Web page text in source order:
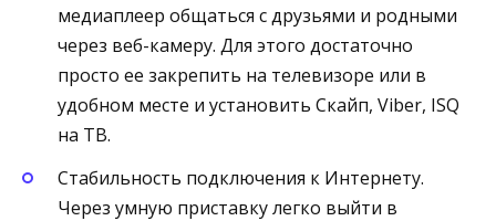
медиаплеер общаться с друзьями и родными
через веб-камеру. Для этого достаточно
просто ее закрепить на телевизоре или в
удобном месте и установить Скайп, Viber, ISQ
на ТВ.
Стабильность подключения к Интернету.
Через умную приставку легко выйти в